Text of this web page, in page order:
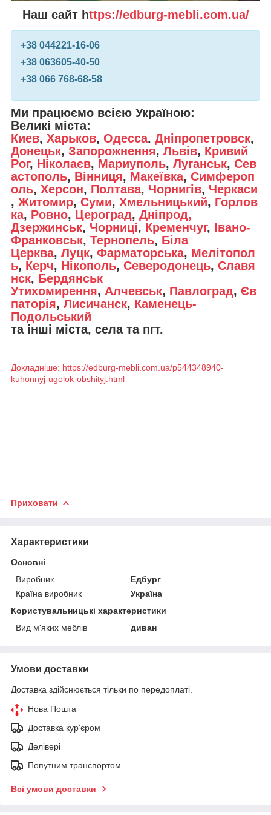
Наш сайт https://edburg-mebli.com.ua/
+38 044221-16-06
+38 063605-40-50
+38 066 768-68-58
Ми працюємо всією Україною:
Великі міста:
Киев, Харьков, Одесса. Дніпропетровск,
Донецьк, Запорожнення, Львів, Кривий
Рог, Ніколаєв, Мариуполь, Луганськ, Сев
астополь, Вінниця, Макеївка, Симфероп
оль, Херсон, Полтава, Чорнигів, Черкаси
, Житомир, Суми, Хмельницький, Горлов
ка, Ровно, Цероград, Дніпрод,
Дзержинськ, Чорниці, Кременчуг, Івано-
Франковськ, Тернопель, Біла
Церква, Луцк, Фарматорська, Мелітопол
ь, Керч, Нікополь, Северодонець, Славя
нск, Бердянськ
Утихомирення, Алчевськ, Павлоград, Єв
паторія, Лисичанск, Каменець-
Подольський
та інші міста, села та пгт.
Докладніше: https://edburg-mebli.com.ua/p544348940-
kuhonnyj-ugolok-obshityj.html
Приховати
Характеристики
Основні
Виробник
Едбург
Країна виробник
Україна
Користувальницькі характеристики
Вид м'яких меблів
диван
Умови доставки
Доставка здійснюється тільки по передоплаті.
Нова Пошта
Доставка кур'єром
Делівері
Попутним транспортом
Всі умови доставки